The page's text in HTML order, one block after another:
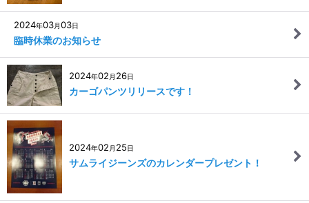
2024年03月03日
臨時休業のお知らせ
2024年02 月 26日
カーゴパンツリリースです！
2024年02 月 25日
サムライジーンズのカレンダープレゼント！